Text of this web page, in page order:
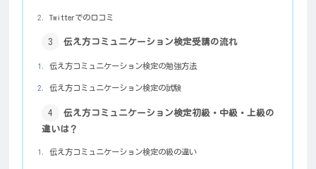
Twitterでの口コミ
伝え方コミュニケーション検定受講の流れ
伝え方コミュニケーション検定の勉強方法
伝え方コミュニケーション検定の試験
伝え方コミュニケーション検定初級・中級・上級の
違いは？
伝え方コミュニケーション検定の級の違い